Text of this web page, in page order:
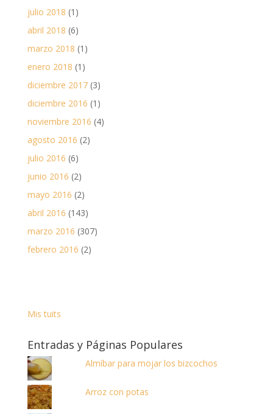
julio 2018 (1)
abril 2018 (6)
marzo 2018 (1)
enero 2018 (1)
diciembre 2017(3)
diciembre 2016 (1)
noviembre 2016 (4)
agosto 2016 (2)
julio 2016 (6)
junio 2016 (2)
mayo 2016 (2)
abril 2016 (143)
marzo 2016 (307)
febrero 2016 (2)
Mis tuits
Entradas y Páginas Populares
Almíbar para mojar los bizcochos
Arroz con potas